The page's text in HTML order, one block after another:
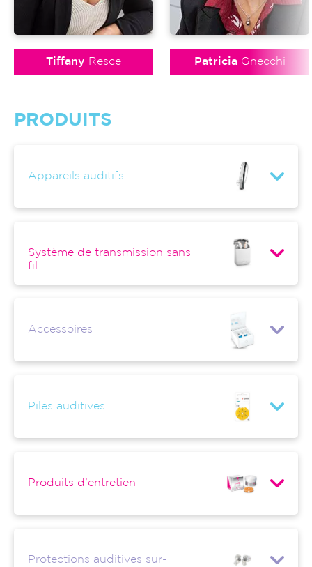
Tiffany Resce PatriciaGnecchi
PRODUITS
Appareils auditifs
Système de transmission sans
fil
Accessoires
Piles auditives
Produits d’entretien
Protections auditives sur-